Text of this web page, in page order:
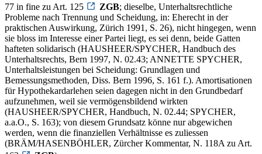
77 in fine zu Art. 125
ZGB; dieselbe, Unterhaltsrechtliche
Probleme nach Trennung und Scheidung, in: Eherecht in der
praktischen Auswirkung, Zürich 1991, S. 26), nicht hingegen, wenn
sie bloss im Interesse einer Partei liegt, es sei denn, beide Gatten
hafteten solidarisch (HAUSHEER/SPYCHER, Handbuch des
Unterhaltsrechts, Bern 1997, N. 02.43; ANNETTE SPYCHER,
Unterhaltsleistungen bei Scheidung: Grundlagen und
Bemessungsmethoden, Diss. Bern 1996, S. 161 f.). Amortisationen
für Hypothekardarlehen seien dagegen nicht in den Grundbedarf
aufzunehmen, weil sie vermögensbildend wirkten
(HAUSHEER/SPYCHER, Handbuch, N. 02.44; SPYCHER,
a.a.O., S. 163); von diesem Grundsatz könne nur abgewichen
werden, wenn die finanziellen Verhältnisse es zuliessen
(BRÄM/HASENBÖHLER, Zürcher Kommentar, N. 118A zu Art.